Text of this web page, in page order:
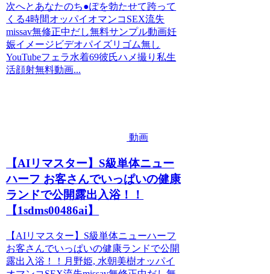
次へとあなたのち●ぽを勃たせて跨って
くる4時間オッパイオマンコSEX流失
missav無修正中だし無料サンプル動画妊
娠イメージビデオパイズリゴム無し
YouTubeフェラ水着69彼氏ハメ撮り私生
活顔射無料動画...
動画
【AIリマスター】S級単体ニュー
ハーフ お客さんでいっぱいの健康
ランドで公開露出入浴！！
【1sdms00486ai】
【AIリマスター】S級単体ニューハーフ
お客さんでいっぱいの健康ランドで公開
露出入浴！！月野姫, 水朝美樹オッパイ